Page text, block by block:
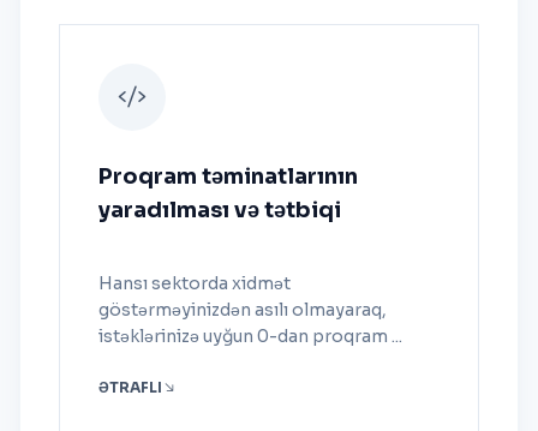
Proqram təminatlarının
yaradılması və tətbiqi
Hansı sektorda xidmət
göstərməyinizdən asılı olmayaraq,
istəklərinizə uyğun 0-dan proqram ...
ƏTRAFLI